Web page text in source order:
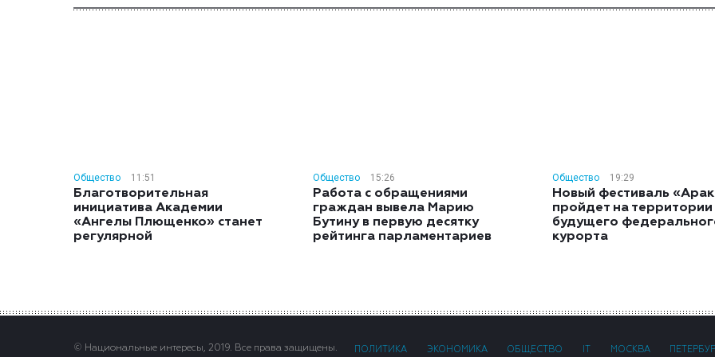
Общество 11:51
Благотворительная
инициатива Академии
«Ангелы Плющенко» станет
регулярной
Общество 15:26
Работа с обращениями
граждан вывела Марию
Бутину в первую десятку
рейтинга парламентариев
Общество 19:29
Новый фестиваль
пройдет на территории
будущего
курорта
© Национальные интересы, 2019. Все права защищены. ПОЛИТИКА ЭКОНОМИКА ОБЩЕСТВО МОСКВА